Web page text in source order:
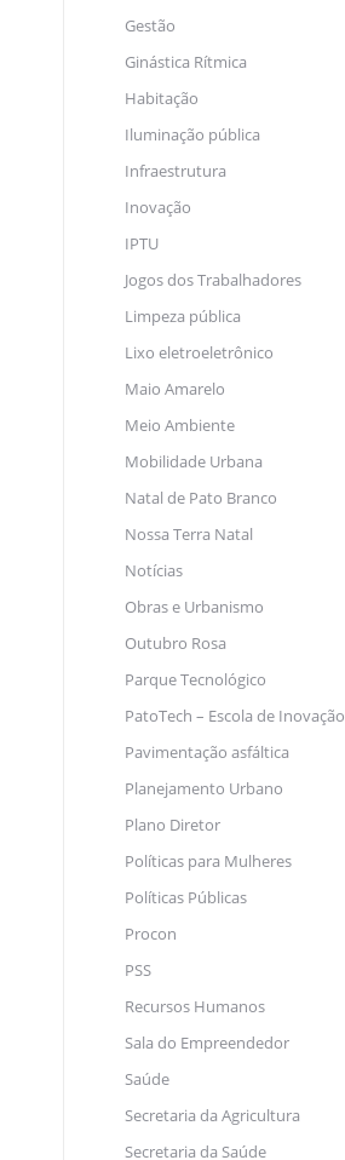
Gestão
Ginástica Rítmica
Habitação
Iluminação pública
Infraestrutura
Inovação
IPTU
Jogos dos Trabalhadores
Limpeza pública
Lixo eletroeletrônico
Maio Amarelo
Meio Ambiente
Mobilidade Urbana
Natal de Pato Branco
Nossa Terra Natal
Notícias
Obras e Urbanismo
Outubro Rosa
Parque Tecnológico
PatoTech – Escola de Inovação
Pavimentação asfáltica
Planejamento Urbano
Plano Diretor
Políticas para Mulheres
Políticas Públicas
Procon
PSS
Recursos Humanos
Sala do Empreendedor
Saúde
Secretaria da Agricultura
Secretaria da Saúde